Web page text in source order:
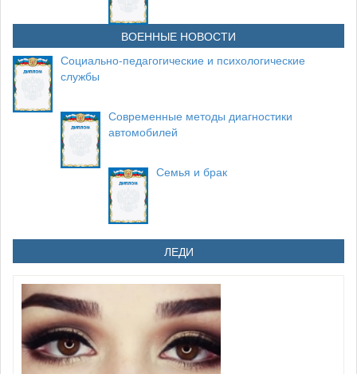
ВОЕННЫЕ НОВОСТИ
Социально-педагогические и психологические
службы
Современные методы диагностики
автомобилей
Семья и брак
ЛЕДИ